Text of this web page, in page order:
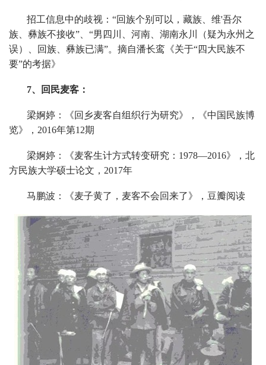
招工信息中的歧视：“回族个别可以，藏族、维'吾尔
族、彝族不接收”、“男四川、河南、湖南永川（疑为永州之
误）、回族、彝族已满”。摘自潘长鸾《关于“四大民族不
要”的考据》
7、回民麦客：
梁婀婷：《回乡麦客自组织行为研究》，《中国民族博
览》，2016年第12期
梁婀婷：《麦客生计方式转变研究：1978—2016》，北
方民族大学硕士论文，2017年
马鹏波：《麦子黄了，麦客不会回来了》，豆瓣阅读